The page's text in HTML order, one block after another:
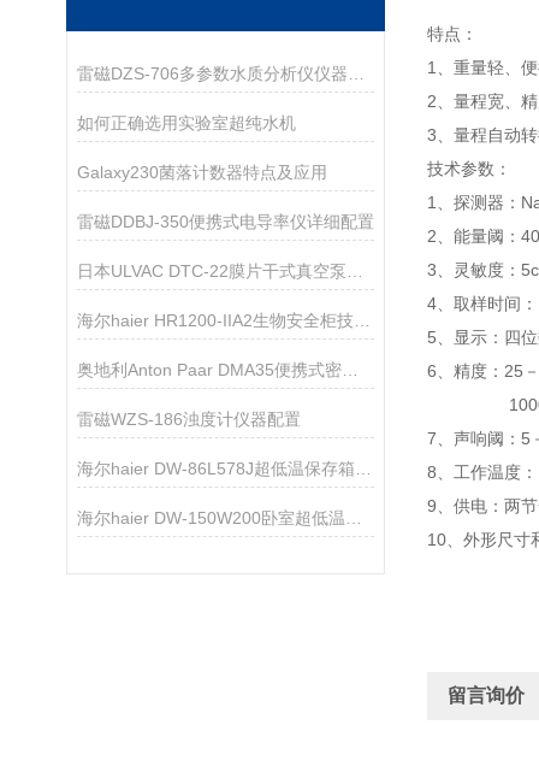
如何正确选用实验室超纯水机
Galaxy230菌落计数器特点及应用
雷磁DDBJ-350便携式电导率仪详细配置
海尔haier HR1200-IIA2生物安全柜技术资料
奥地利Anton Paar DMA35便携式密度浓度计
雷磁WZS-186浊度计仪器配置
特点：
1、重量轻、
2、量程宽、
3、量程
技术参数：
1、探测
2、能量阈：
3、灵敏度：
4、取样时间
5、显示：四
6、精度：25
10000－
7、声响阈：5
8、工作温度
9、供电：两
10、外形尺寸
留言询价